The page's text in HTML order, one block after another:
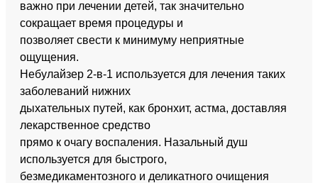
важно при лечении детей, так значительно
сокращает время процедуры и
позволяет свести к минимуму неприятные
ощущения.
Небулайзер 2-в-1 используется для лечения таких
заболеваний нижних
дыхательных путей, как бронхит, астма, доставляя
лекарственное средство
прямо к очагу воспаления. Назальный душ
используется для быстрого,
безмедикаментозного и деликатного очищения